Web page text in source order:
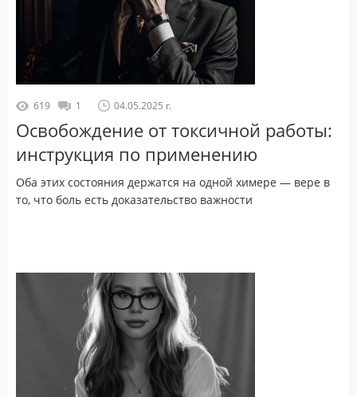
619 1 04.05.2025 г.
Освобождение от токсичной работы:
инструкция по применению
Оба этих состояния держатся на одной химере — вере в
то, что боль есть доказательство важности